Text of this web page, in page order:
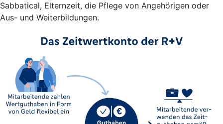
Sabbatical, Elternzeit, die Pflege von Angehörigen oder
Aus- und Weiterbildungen.